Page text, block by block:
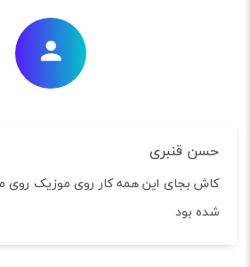
قنبری
بجای این همه کار روی موزیک روی محتوای